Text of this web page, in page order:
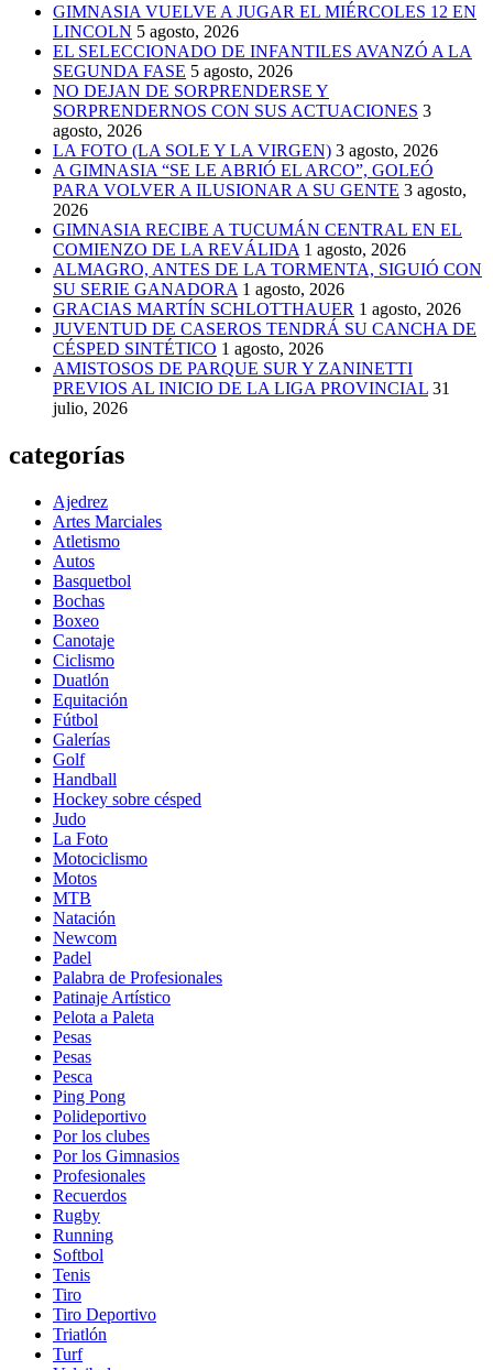
GIMNASIA VUELVE A JUGAR EL MIÉRCOLES 12 EN
LINCOLN 5 agosto, 2026
EL SELECCIONADO DE INFANTILES AVANZÓ A LA
SEGUNDA FASE 5 agosto, 2026
NO DEJAN DE SORPRENDERSE Y
SORPRENDERNOS CON SUS ACTUACIONES 3
agosto, 2026
LA FOTO (LA SOLE Y LA VIRGEN) 3 agosto, 2026
A GIMNASIA “SE LE ABRIÓ EL ARCO”, GOLEÓ
PARA VOLVER A ILUSIONAR A SU GENTE 3 agosto,
2026
GIMNASIA RECIBE A TUCUMÁN CENTRAL EN EL
COMIENZO DE LA REVÁLIDA 1 agosto, 2026
ALMAGRO, ANTES DE LA TORMENTA, SIGUIÓ CON
SU SERIE GANADORA 1 agosto, 2026
GRACIAS MARTÍN SCHLOTTHAUER 1 agosto, 2026
JUVENTUD DE CASEROS TENDRÁ SU CANCHA DE
CÉSPED SINTÉTICO 1 agosto, 2026
AMISTOSOS DE PARQUE SUR Y ZANINETTI
PREVIOS AL INICIO DE LA LIGA PROVINCIAL 31
julio, 2026
categorías
Ajedrez
Artes Marciales
Atletismo
Autos
Basquetbol
Bochas
Boxeo
Canotaje
Ciclismo
Duatlón
Equitación
Fútbol
Galerías
Golf
Handball
Hockey sobre césped
Judo
La Foto
Motociclismo
Motos
MTB
Natación
Newcom
Padel
Palabra de Profesionales
Patinaje Artístico
Pelota a Paleta
Pesas
Pesas
Pesca
Ping Pong
Polideportivo
Por los clubes
Por los Gimnasios
Profesionales
Recuerdos
Rugby
Running
Softbol
Tenis
Tiro
Tiro Deportivo
Triatlón
Turf